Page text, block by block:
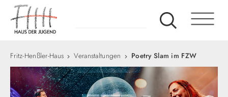
Fritz-Henßler-Haus Veranstaltungen Poetry Slam im FZW